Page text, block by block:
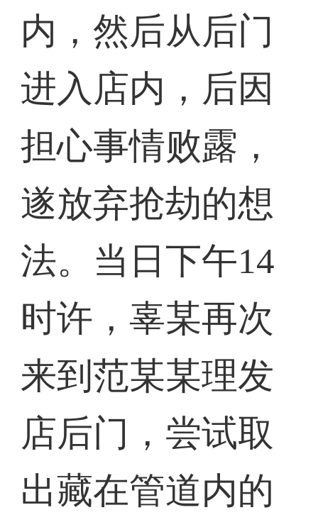
内，然后从后门
进入店内，后因
担心事情败露，
遂放弃抢劫的想
法。当日下午14
时许，辜某再次
来到范某某理发
店后门，尝试取
出藏在管道内的